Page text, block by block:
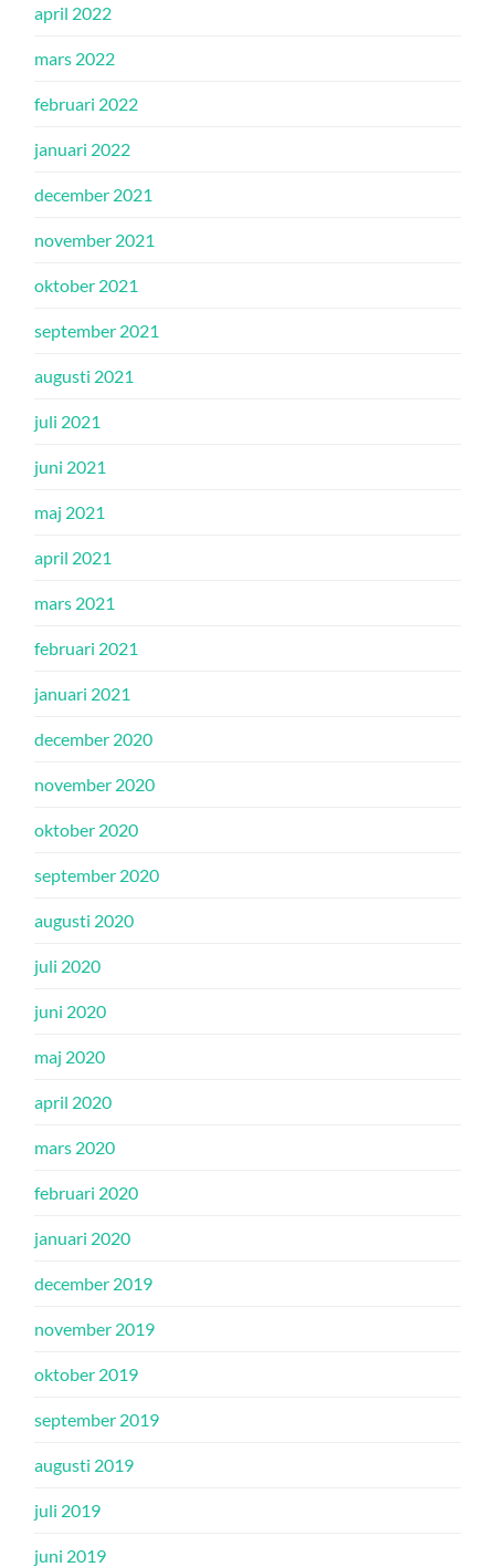
april 2022
mars 2022
februari 2022
januari 2022
december 2021
november 2021
oktober 2021
september 2021
augusti 2021
juli 2021
juni 2021
maj 2021
april 2021
mars 2021
februari 2021
januari 2021
december 2020
november 2020
oktober 2020
september 2020
augusti 2020
juli 2020
juni 2020
maj 2020
april 2020
mars 2020
februari 2020
januari 2020
december 2019
november 2019
oktober 2019
september 2019
augusti 2019
juli 2019
juni 2019